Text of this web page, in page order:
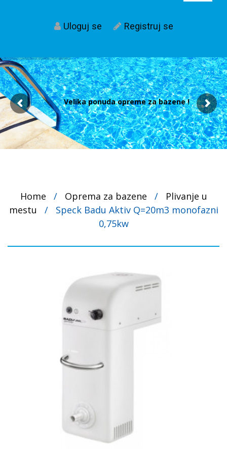
Uloguj se Registruj se
Velika ponuda opreme za bazene !
Home / Oprema za bazene /
Plivanje u
mestu
/
Speck Badu Aktiv Q=20m3 monofazni
0,75kw